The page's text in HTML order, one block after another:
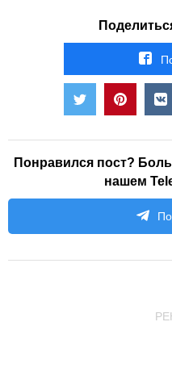
Понравился пост?
нашем